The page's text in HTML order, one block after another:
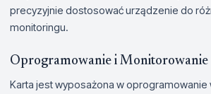
precyzyjnie dostosować urządzenie do
monitoringu.
Oprogramowanie i Monitorowanie
Karta jest wyposażona w oprogramowanie